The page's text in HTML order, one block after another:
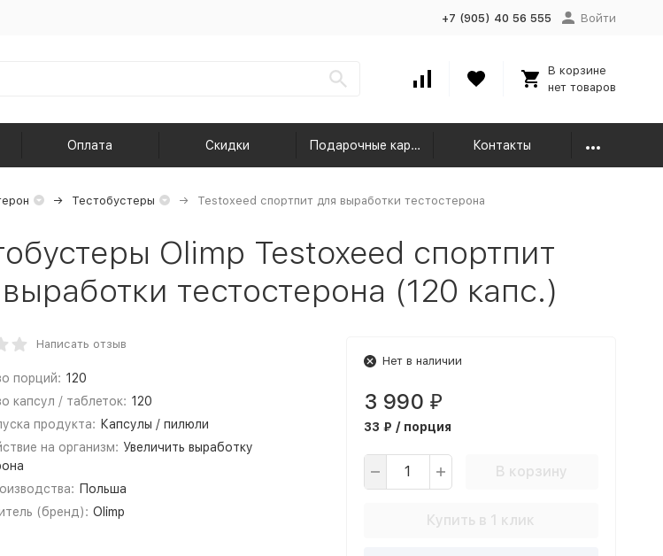
+7 (905) 40 56 555 Войти
В корзине
нет товаров
Оплата Скидки Подарочные карты Контакты
Тестобустеры Testoxeed спортпит для выработки тестостерона
Olimp Testoxeed спортпит
тестостерона (120 капс.)
Написать отзыв
порций: 120
капсул / таблеток: 120
продукта: Капсулы / пилюли
на организм: Увеличить выработку
Польша
(бренд): Olimp
Нет в наличии
3 990 ₽
33 ₽ / порция
В корзину
Купить в 1 клик